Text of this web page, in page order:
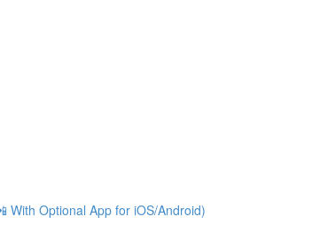
With Optional App for iOS/Android)